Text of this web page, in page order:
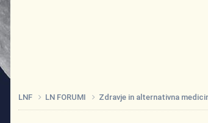
LNF LN FORUMI Zdravje in alternativna